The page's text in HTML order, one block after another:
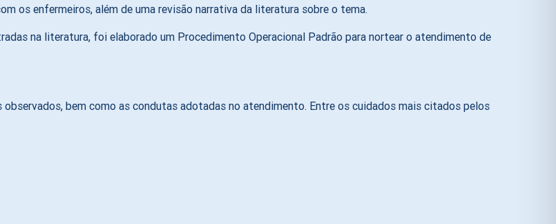
os enfermeiros, além de uma revisão narrativa da literatura sobre o tema.
na literatura, foi elaborado um Procedimento Operacional Padrão para nortear o atendimento de
bem como as condutas adotadas no atendimento. Entre os cuidados mais citados pelos